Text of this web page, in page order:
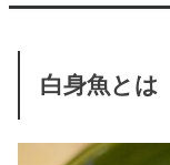
白身魚とは